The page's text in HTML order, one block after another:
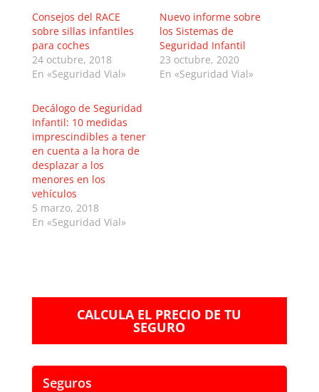
Consejos del RACE
sobre sillas infantiles
para coches
24 octubre, 2018
En «Seguridad Vial»
Nuevo informe sobre
los Sistemas de
Seguridad Infantil
23 octubre, 2020
En «Seguridad Vial»
Decálogo de Seguridad
Infantil: 10 medidas
imprescindibles a tener
en cuenta a la hora de
desplazar a los
menores en los
vehículos
5 marzo, 2018
En «Seguridad Vial»
CALCULA EL PRECIO DE TU
SEGURO
Seguros